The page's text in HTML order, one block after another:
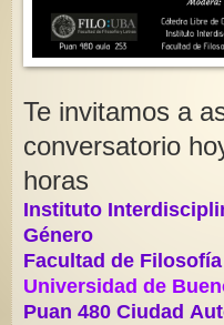
Te invitamos a
conversatorio
horas
Instituto
Género
Facultad de
Universidad de
Puan 480 Ciudad